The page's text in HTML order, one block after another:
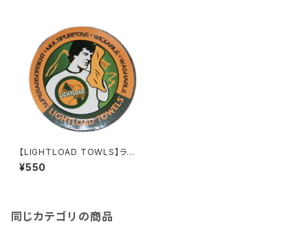
【LIGHTLOAD TOWLS】ライト
ロードオリジナルタオル
¥550
同じカテゴリの商品